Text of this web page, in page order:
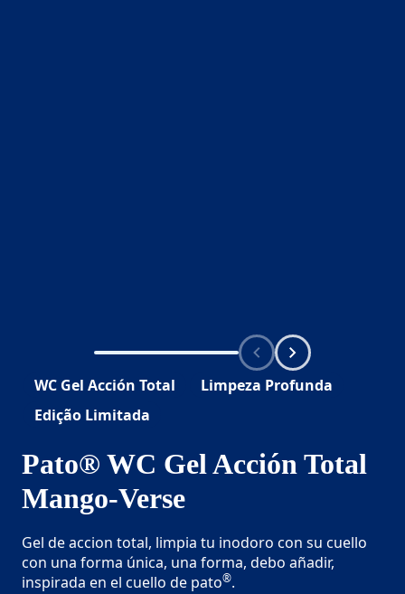
WC Gel Acción Total
Limpeza Profunda
Edição Limitada
Pato® WC Gel Acción Total
Mango-Verse
Gel de accion total, limpia tu inodoro con su cuello
con una forma única, una forma, debo añadir,
inspirada en el cuello de pato®.